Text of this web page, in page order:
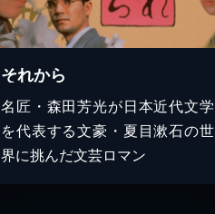
それから
名匠・森田芳光が日本近代文学
を代表する文豪・夏目漱石の世
界に挑んだ文芸ロマン